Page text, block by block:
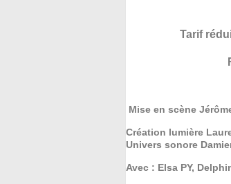
Tarif
Mise en scène
Création lumière
Univers sonore
Avec : Elsa PY,